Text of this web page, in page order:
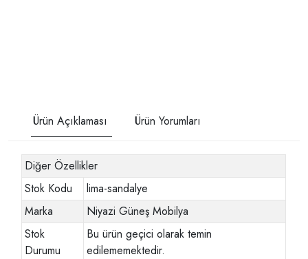
Ürün Açıklaması Ürün Yorumları
Diğer Özellikler
Stok Kodu
lima-sandalye
Marka
Niyazi Güneş Mobilya
Stok
Durumu
Bu ürün geçici olarak temin
edilememektedir.